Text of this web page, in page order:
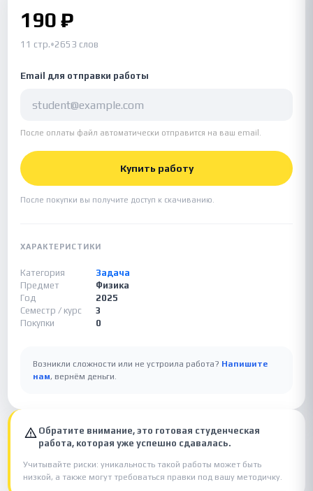
190 ₽
11 стр.•2653 слов
Email для отправки работы
После оплаты файл автоматически отправится на ваш email.
Купить работу
После покупки вы получите доступ к скачиванию.
ХАРАКТЕРИСТИКИ
Категория
Задача
Предмет
Физика
Год
2025
Семестр / курс
3
Покупки
0
Возникли сложности или не устроила работа? Напишите
нам, вернём деньги.
Обратите внимание, это готовая студенческая
работа, которая уже успешно сдавалась.
Учитывайте риски: уникальность такой работы может быть
низкой, а также могут требоваться правки под вашу методичку.